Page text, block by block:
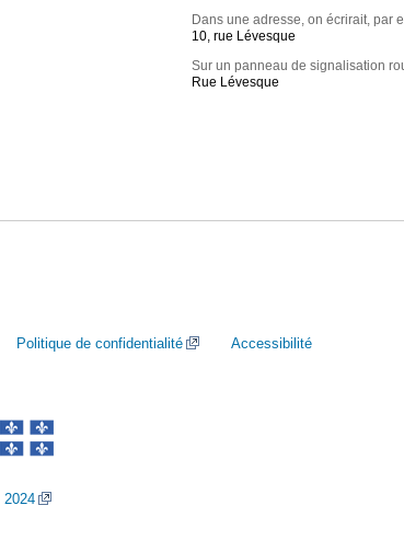
Dans une adresse, on écrirait, par
10, rue Lévesque
Sur un panneau de signalisation
Rue Lévesque
Politique de confidentialité Accessibilité